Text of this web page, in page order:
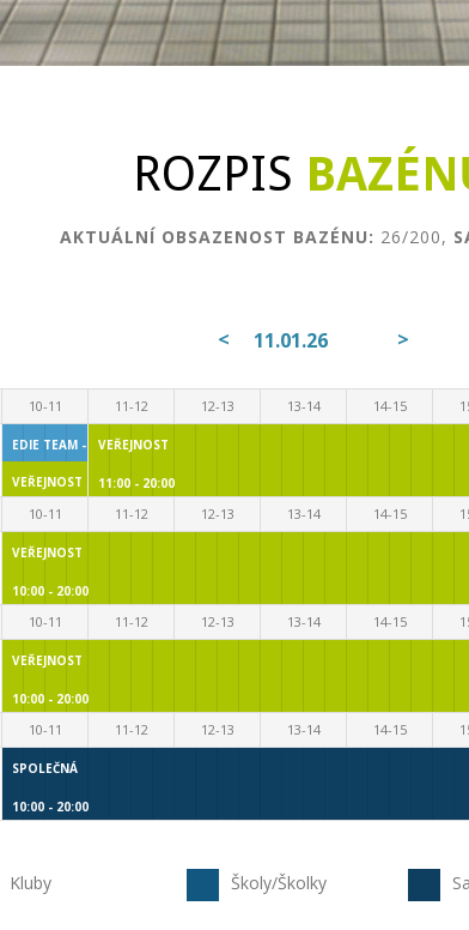
ROZPIS
AKTUÁLNÍ OBSAZENOST BAZÉNU: 26/200,
< 11.01.26 >
10-11 11-12 12-13 13-14 14-15
EDIE TEAM - 1 DRÁHA
10:00 - 11:00
VEŘEJNOST
10:00 - 11:00
VEŘEJNOST
11:00 - 20:00
10-11 11-12 12-13 13-14 14-15
VEŘEJNOST
10:00 - 20:00
10-11 11-12 12-13 13-14 14-15
VEŘEJNOST
10:00 - 20:00
10-11 11-12 12-13 13-14 14-15
SPOLEČNÁ
10:00 - 20:00
Kluby Školy/Školky